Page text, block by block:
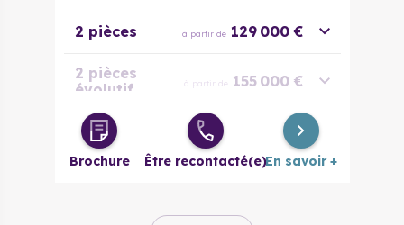
2 pièces à partir de 129 000 €
2 pièces
évolutif
à partir de 155 000 €
3 pièces à partir de 159 000 €
Brochure Être recontacté(e)En savoir +